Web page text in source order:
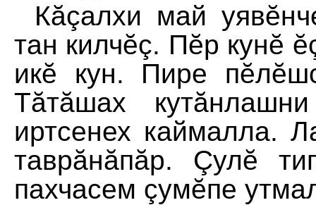
Кăçалхи май
тан килчĕç. Пĕр кунĕ
икĕ кун. Пире
Тăтăшах
иртсенех каймалла.
таврăнăпăр. Çулĕ
пахчасем çумĕпе